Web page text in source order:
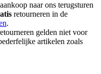
naar ons terugsturen
retourneren in de
.
gelden niet voor
artikelen zoals